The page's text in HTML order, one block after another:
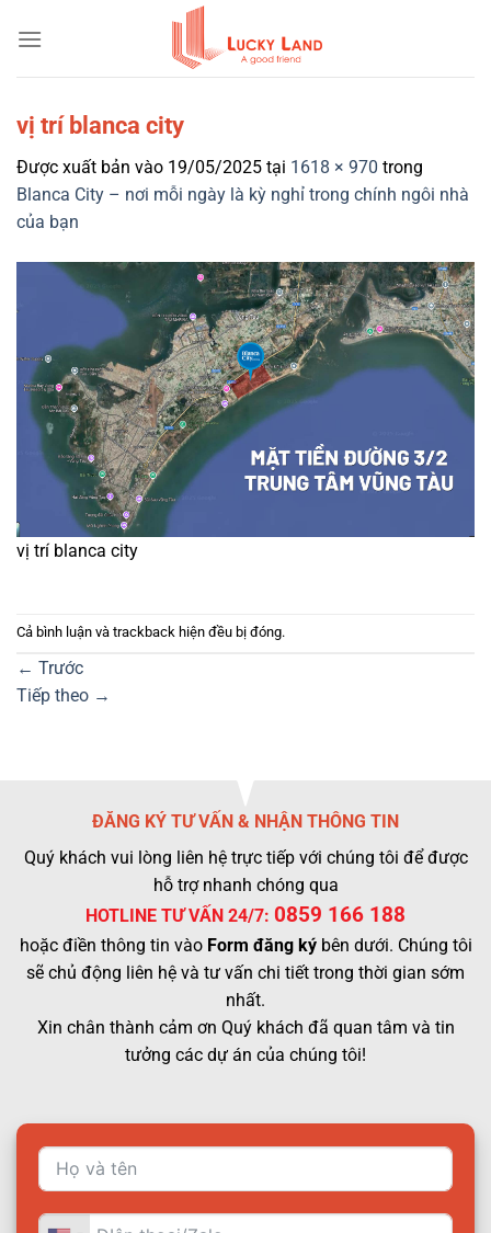
qua
vị trí blanca city
Được xuất bản vào 19/05/2025 tại 1618 × 970 trong
Blanca City – nơi mỗi ngày là kỳ nghỉ trong chính ngôi nhà
của bạn
vị trí blanca city
Cả bình luận và trackback hiện đều bị đóng.
← Trước
Tiếp theo →
ĐĂNG KÝ TƯ VẤN & NHẬN THÔNG TIN
Quý khách vui lòng liên hệ trực tiếp với chúng tôi để được
hỗ trợ nhanh chóng qua
HOTLINE TƯ VẤN 24/7: 0859 166 188
hoặc điền thông tin vào Form đăng kýbên dưới. Chúng tôi
sẽ chủ động liên hệ và tư vấn chi tiết trong thời gian sớm
nhất.
Xin chân thành cảm ơn Quý khách đã quan tâm và tin
tưởng các dự án của chúng tôi!